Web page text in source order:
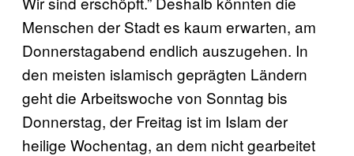
Menschen der Stadt es kaum erwarten, am
Donnerstagabend endlich auszugehen. In
den meisten islamisch geprägten Ländern
geht die Arbeitswoche von Sonntag bis
Donnerstag, der Freitag ist im Islam der
heilige Wochentag, an dem nicht gearbeitet